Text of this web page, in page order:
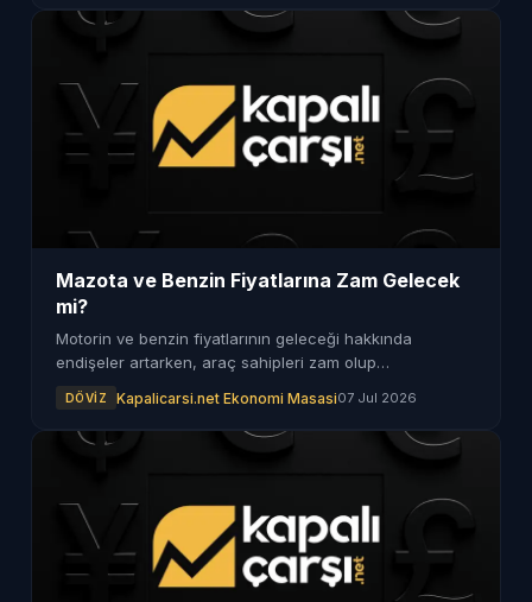
Mazota ve Benzin Fiyatlarına Zam Gelecek
mi?
Motorin ve benzin fiyatlarının geleceği hakkında
endişeler artarken, araç sahipleri zam olup
DÖVIZ Kapalicarsi.net Ekonomi Masasi07 Jul 2026